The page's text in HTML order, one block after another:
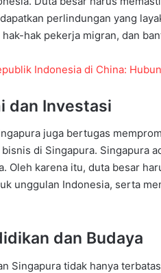
perlindungan yang
hak pekerja migran, dan
Indonesia di China:
dan Investasi
juga bertugas
di Singapura. Singapura
Oleh karena itu, duta besar
unggulan Indonesia, serta
dan Budaya
Singapura tidak hanya